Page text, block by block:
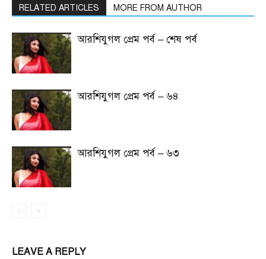
RELATED ARTICLES MORE FROM AUTHOR
আরশিযুগল প্রেম পর্ব – শেষ পর্ব
আরশিযুগল প্রেম পর্ব – ৬৪
আরশিযুগল প্রেম পর্ব – ৬৩
LEAVE A REPLY